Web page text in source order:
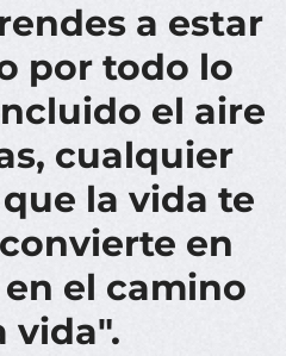
a estar
por todo lo
el aire
cualquier
la vida te
en
el camino
vida".